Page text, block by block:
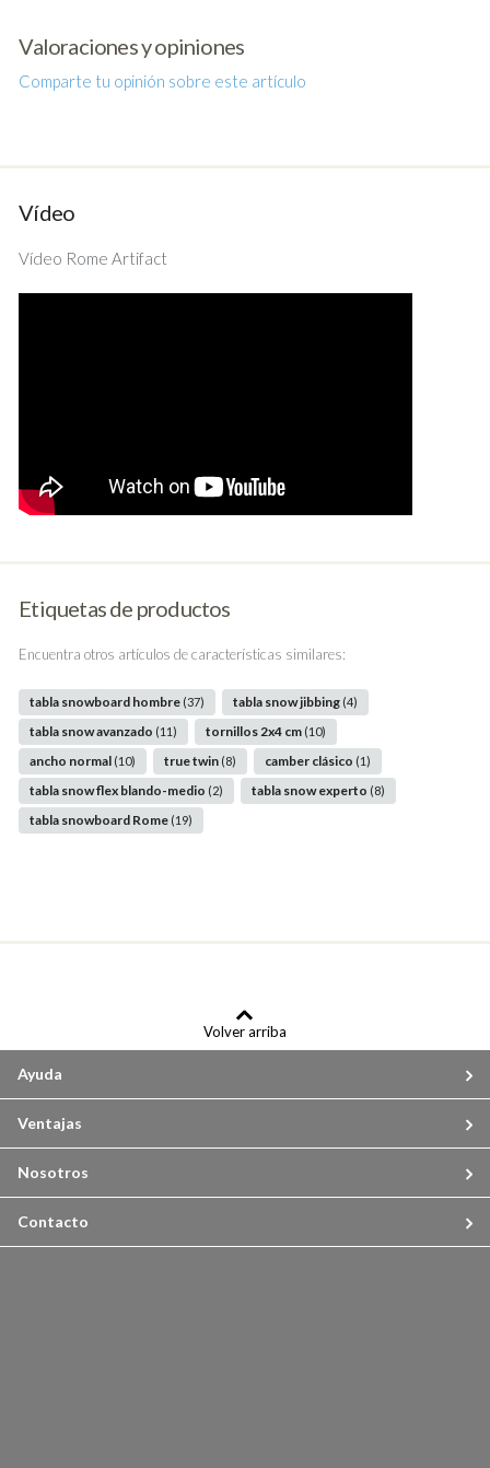
Valoraciones y opiniones
Comparte tu opinión sobre este artículo
Vídeo
Vídeo Rome Artifact
Etiquetas de productos
Encuentra otros artículos de características similares:
tabla snowboard hombre (37) tabla snow jibbing (4)
tabla snow avanzado (11) tornillos 2x4 cm (10)
ancho normal (10) true twin (8) camber clásico (1)
tabla snow flex blando-medio (2) tabla snow experto (8)
tabla snowboard Rome (19)
Volver arriba
Ayuda
Ventajas
Nosotros
Contacto